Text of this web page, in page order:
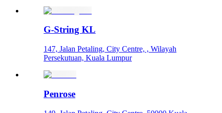
G-String KL
147, Jalan Petaling, City Centre, , Wilayah
Persekutuan, Kuala Lumpur
Penrose